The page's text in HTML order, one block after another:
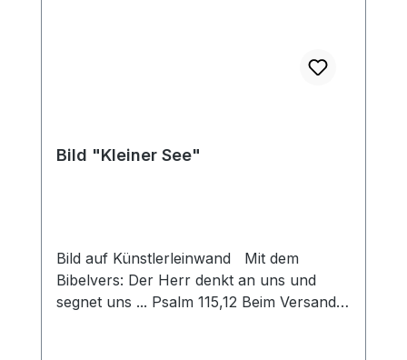
Bild "Kleiner See"
Bild auf Künstlerleinwand Mit dem
Bibelvers: Der Herr denkt an uns und
segnet uns ... Psalm 115,12 Beim Versand